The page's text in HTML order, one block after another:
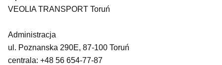
VEOLIA TRANSPORT Toruń
Administracja
ul. Poznanska 290E, 87-100 Toruń
centrala: +48 56 654-77-87